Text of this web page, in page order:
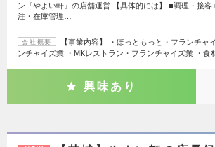
ン『やよい軒』の店舗運営 【具体的には】 ■調理・接客
注・在庫管理…
会社概要
【事業内容】 ・ほっともっと・フランチャ
ンチャイズ業 ・MKレストラン・フランチャイズ業 ・食
興味あり